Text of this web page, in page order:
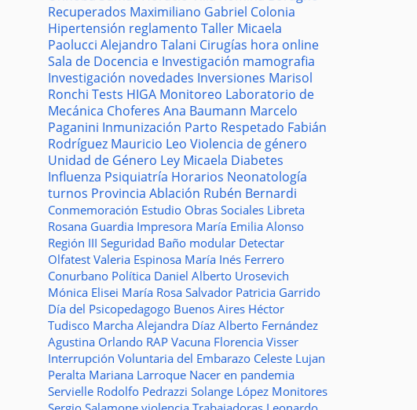
Recuperados Maximiliano Gabriel Colonia
Hipertensión reglamento Taller Micaela
Paolucci Alejandro Talani Cirugías hora online
Sala de Docencia e Investigación mamografia
Investigación novedades Inversiones Marisol
Ronchi Tests HIGA Monitoreo Laboratorio de
Mecánica Choferes Ana Baumann Marcelo
Paganini Inmunización Parto Respetado Fabián
Rodríguez Mauricio Leo Violencia de género
Unidad de Género Ley Micaela Diabetes
Influenza Psiquiatría Horarios Neonatología
turnos Provincia Ablación Rubén Bernardi
Conmemoración Estudio Obras Sociales Libreta
Rosana Guardia Impresora María Emilia Alonso
Región III Seguridad Baño modular Detectar
Olfatest Valeria Espinosa María Inés Ferrero
Conurbano Política Daniel Alberto Urosevich
Mónica Elisei María Rosa Salvador Patricia Garrido
Día del Psicopedagogo Buenos Aires Héctor
Tudisco Marcha Alejandra Díaz Alberto Fernández
Agustina Orlando RAP Vacuna Florencia Visser
Interrupción Voluntaria del Embarazo Celeste Lujan
Peralta Mariana Larroque Nacer en pandemia
Servielle Rodolfo Pedrazzi Solange López Monitores